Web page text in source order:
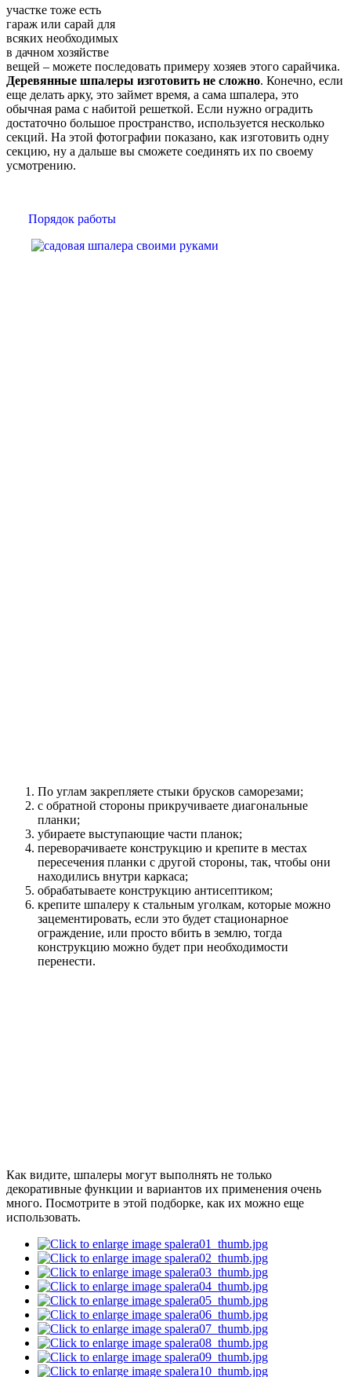
участке тоже есть
гараж или сарай для
всяких необходимых
в дачном хозяйстве
вещей – можете последовать примеру хозяев этого сарайчика.
Деревянные шпалеры изготовить не сложно. Конечно, если
еще делать арку, это займет время, а сама шпалера, это
обычная рама с набитой решеткой. Если нужно оградить
достаточно большое пространство, используется несколько
секций. На этой фотографии показано, как изготовить одну
секцию, ну а дальше вы сможете соединять их по своему
усмотрению.
Порядок работы
По углам закрепляете стыки брусков саморезами;
с обратной стороны прикручиваете диагональные
планки;
убираете выступающие части планок;
переворачиваете конструкцию и крепите в местах
пересечения планки с другой стороны, так, чтобы они
находились внутри каркаса;
обрабатываете конструкцию антисептиком;
крепите шпалеру к стальным уголкам, которые можно
зацементировать, если это будет стационарное
ограждение, или просто вбить в землю, тогда
конструкцию можно будет при необходимости
перенести.
Как видите, шпалеры могут выполнять не только
декоративные функции и вариантов их применения очень
много. Посмотрите в этой подборке, как их можно еще
использовать.